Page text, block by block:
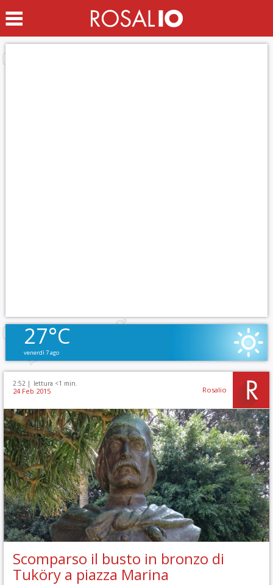
27°C
venerdì 7 ago
2:52 | lettura <1 min.
24 Feb 2015 Rosalio
Scomparso il busto in bronzo di
Tuköry a piazza Marina